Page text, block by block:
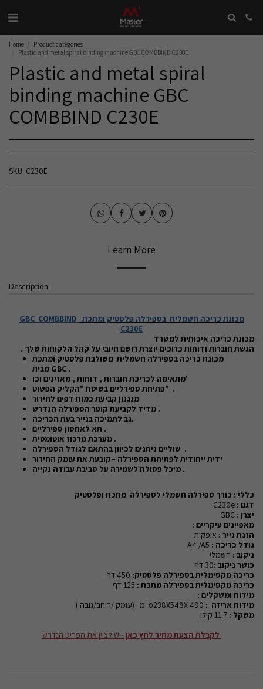
Home
Product categories
Plastic and metal spiral binding machine GBC COMBBIND C230E
Plastic and metal spiral
binding machine GBC
COMBBIND C230E
SKU: C230E
Learn More
Description
מכונת כריכה חשמלית בספירלה פלסטיק ומתכת GBC COMBBIND
C230E
מכונת כריכה איכותית למשרד
הגשת חוברות ודוחות כרוכים יוצרת רושם חיובי על קהל הלקוחות שלך .
מכונת כריכה בספירלה חשמלית משולבת פלסטיק ומתכת
GBC .
מתאימה לכריכת חוברות , דוחות , מאזינים וכו'
פתיחת ספירליים בשיטת "הקליק הפשוט" .
מדיד לקביעת קוטר הספירלה הנדרש .
גב לתמיכה בנייר בעת הכריכה.
תא לאחסון ספירליים .
מערכת מרכוז אוטומטית .
שוליים ניתנים לכיוון בהתאם לגודל הספירלה .
מיכל פסולת לשמירה על סביבת עבודה נקייה .
כללי : כורך ספירלה חשמלי לספירלה מתכת ופלסטיק
דגם : C230e
יצרן : GBC
מאפיינים עיקריים :
הזנת נייר : אופקית
גודל כריכה : A4 /A5
ניקוב : חשמלי
כושר ניקוב :30דף
כריכה מקסימלית בספירלה פלסטיק: 450 דף
כריכה מקסימלית בספירלה מתכת : 125 דף
מידות ומשקלים :
מידות אריזה : 238X548X 490מ"מ (עומק /רוחב/גובה )
משקל : 11.7 קילו
לקבלת הצעת מחיר לחץ כאן-יש לציין את הפריט הנדרש